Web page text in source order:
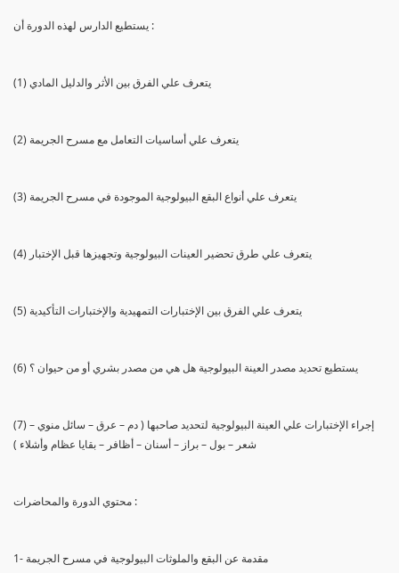
يستطيع الدارس لهذه الدورة أن :
(1) يتعرف علي الفرق بين الأثر والدليل المادي
(2) يتعرف علي أساسيات التعامل مع مسرح الجريمة
(3) يتعرف علي أنواع البقع البيولوجية الموجودة في مسرح الجريمة
(4) يتعرف علي طرق تحضير العينات البيولوجية وتجهيزها قبل الإختبار
(5) يتعرف علي الفرق بين الإختبارات التمهيدية والإختبارات التأكيدية
(6) يستطيع تحديد مصدر العينة البيولوجية هل هي من مصدر بشري أو من حيوان ؟
(7) إجراء الإختبارات علي العينة البيولوجية لتحديد صاحبها ( دم – عرق – سائل منوي –
شعر – بول – براز – أسنان – أظافر – بقايا عظام وأشلاء )
محتوي الدورة والمحاضرات :
1- مقدمة عن البقع والملوثات البيولوجية في مسرح الجريمة